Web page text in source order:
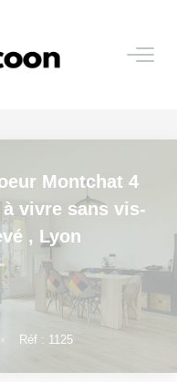
Montchat 4
à vivre sans vis-
, Lyon
• Réf : 1125